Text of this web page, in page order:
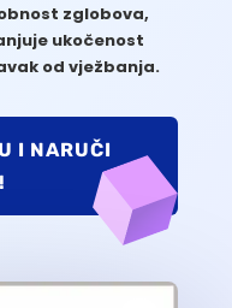
zglobova,
ukočenost
od vježbanja.
I NARUČI